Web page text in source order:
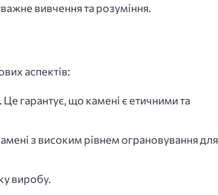
вивчення та розуміння.
аспектів:
гарантує, що камені є етичними та
з високим рівнем ограновування для
виробу.